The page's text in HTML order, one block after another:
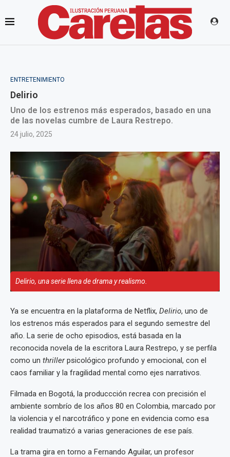
ENTRETENIMIENTO
Delirio
Uno de los estrenos más esperados, basado en una
de las novelas cumbre de Laura Restrepo.
24 julio, 2025
Delirio, una serie llena de drama y realismo.
Ya se encuentra en la plataforma de Netflix, Delirio, uno de
los estrenos más esperados para el segundo semestre del
año. La serie de ocho episodios, está basada en la
reconocida novela de la escritora Laura Restrepo, y se perfila
como un thrillerpsicológico profundo y emocional, con el
caos familiar y la fragilidad mental como ejes narrativos.
Filmada en Bogotá, la produccción recrea con precisión el
ambiente sombrío de los años 80 en Colombia, marcado por
la violencia y el narcotráfico y pone en evidencia como esa
realidad traumatizó a varias generaciones de ese país.
La trama gira en torno a Fernando Aguilar, un profesor